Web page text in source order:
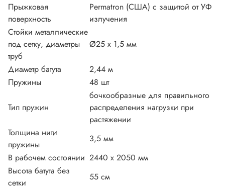
Прыжковая
поверхность
Permatron (США) с защитой от УФ
излучения
Стойки металлические
под сетку, диаметры
труб
Ø25 х 1,5 мм
Диаметр батута
2,44 м
Пружины
48 шт
Тип пружин
бочкообразные для правильного
распределения нагрузки при
растяжении
Толщина нити
пружины
3,5 мм
В рабочем состоянии 2440 х 2050 мм
Высота батута без
сетки
55 см